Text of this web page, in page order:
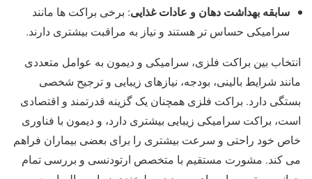
سابقه بهداشت دهان و عادات غذایی: برخی براکت ها مانند
سرامیکی حساس تر هستند و نیاز به مراقبت بیشتری دارند.
انتخاب بین براکت فلزی، سرامیکی و دیمون به عوامل متعددی
مانند شرایط بالینی، بودجه، نیازهای زیبایی و ترجیح شخصی
بستگی دارد. براکت فلزی همچنان یک گزینه قدرتمند و اقتصادی
است، براکت سرامیکی زیبایی بیشتری دارد، و دیمون با فناوری
خاص خود راحتی و سرعت بیشتری را برای بعضی بیماران فراهم
می کند. مشورت مستقیم با متخصص ارتودنسی و بررسی تمام